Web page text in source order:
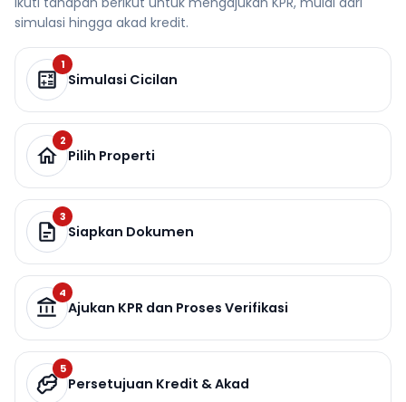
simulasi hingga akad kredit.
1
Simulasi Cicilan
2
Pilih Properti
3
Siapkan Dokumen
4
Ajukan KPR dan Proses Verifikasi
5
Persetujuan Kredit & Akad